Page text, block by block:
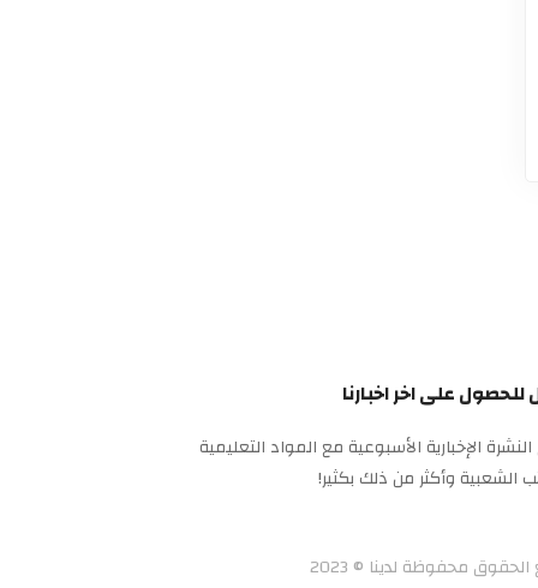
على اخر اخبارنا
الإخبارية الأسبوعية مع المواد التعليمية
الشعبية وأكثر من ذلك بكثير!
محفوظة لدينا © 2023